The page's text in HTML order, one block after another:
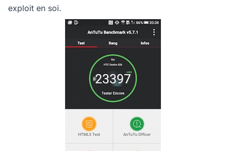
exploit en soi.